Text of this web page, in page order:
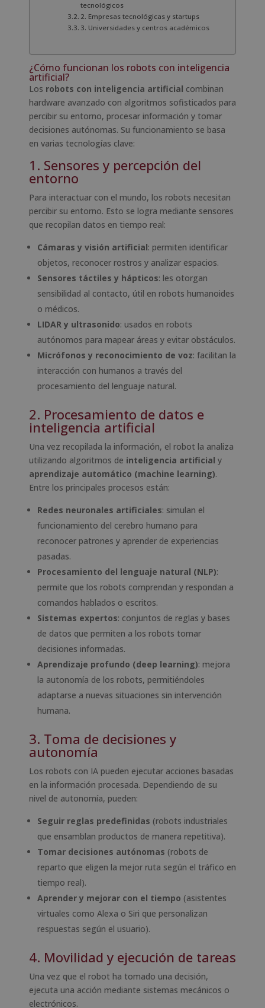
tecnológicos
2. Empresas tecnológicas y startups
3. Universidades y centros académicos
¿Cómo funcionan los robots con inteligencia
artificial?
Los robots con inteligencia artificial combinan
hardware avanzado con algoritmos sofisticados para
percibir su entorno, procesar información y tomar
decisiones autónomas. Su funcionamiento se basa
en varias tecnologías clave:
1. Sensores y percepción del
entorno
Para interactuar con el mundo, los robots necesitan
percibir su entorno. Esto se logra mediante sensores
que recopilan datos en tiempo real:
Cámaras y visión artificial: permiten identificar
objetos, reconocer rostros y analizar espacios.
Sensores táctiles y hápticos: les otorgan
sensibilidad al contacto, útil en robots humanoides
o médicos.
LIDAR y ultrasonido: usados en robots
autónomos para mapear áreas y evitar obstáculos.
Micrófonos y reconocimiento de voz: facilitan la
interacción con humanos a través del
procesamiento del lenguaje natural.
2. Procesamiento de datos e
inteligencia artificial
Una vez recopilada la información, el robot la analiza
utilizando algoritmos de inteligencia artificial y
aprendizaje automático (machine learning).
Entre los principales procesos están:
Redes neuronales artificiales: simulan el
funcionamiento del cerebro humano para
reconocer patrones y aprender de experiencias
pasadas.
Procesamiento del lenguaje natural (NLP):
permite que los robots comprendan y respondan a
comandos hablados o escritos.
Sistemas expertos: conjuntos de reglas y bases
de datos que permiten a los robots tomar
decisiones informadas.
Aprendizaje profundo (deep learning): mejora
la autonomía de los robots, permitiéndoles
adaptarse a nuevas situaciones sin intervención
humana.
3. Toma de decisiones y
autonomía
Los robots con IA pueden ejecutar acciones basadas
en la información procesada. Dependiendo de su
nivel de autonomía, pueden:
Seguir reglas predefinidas (robots industriales
que ensamblan productos de manera repetitiva).
Tomar decisiones autónomas (robots de
reparto que eligen la mejor ruta según el tráfico en
tiempo real).
Aprender y mejorar con el tiempo (asistentes
virtuales como Alexa o Siri que personalizan
respuestas según el usuario).
4. Movilidad y ejecución de tareas
Una vez que el robot ha tomado una decisión,
ejecuta una acción mediante sistemas mecánicos o
electrónicos.